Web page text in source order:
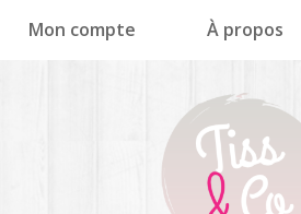
Mon compte À propos